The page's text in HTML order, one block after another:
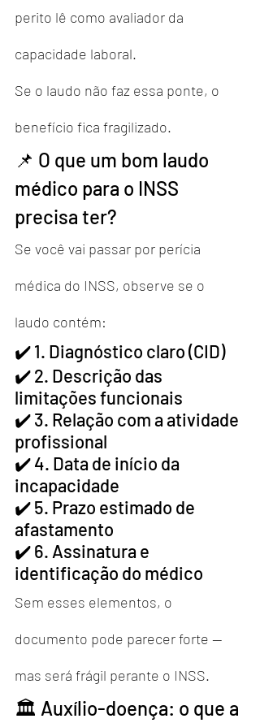
perito lê como avaliador da
capacidade laboral.
Se o laudo não faz essa ponte, o
benefício fica fragilizado.
📌 O que um bom laudo
médico para o INSS
precisa ter?
Se você vai passar por perícia
médica do INSS, observe se o
laudo contém:
✔️ 1. Diagnóstico claro (CID)
✔️ 2. Descrição das
limitações funcionais
✔️ 3. Relação com a atividade
profissional
✔️ 4. Data de início da
incapacidade
✔️ 5. Prazo estimado de
afastamento
✔️ 6. Assinatura e
identificação do médico
Sem esses elementos, o
documento pode parecer forte —
mas será frágil perante o INSS.
🏛️ Auxílio-doença: o que a